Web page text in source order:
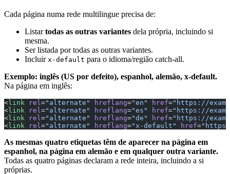
Cada página numa rede multilingue precisa de:
Listartodas as outras variantes dela própria, incluindo si
mesma.
Ser listada por todas as outras variantes.
Incluir x-default para o idioma/região catch-all.
Exemplo: inglês (US por defeito), espanhol, alemão, x-default.
Na página em inglês:
< link rel="alternate" hreflang="en" href="https://
< link rel="alternate" hreflang="es" href="https://
< link rel="alternate" hreflang="de" href="https://
< link rel="alternate" hreflang="x-default" href=
As mesmas quatro etiquetas têm de aparecer na página em
espanhol, na página em alemão e em qualquer outra variante.
Todas as quatro páginas declaram a rede inteira, incluindo a si
próprias.